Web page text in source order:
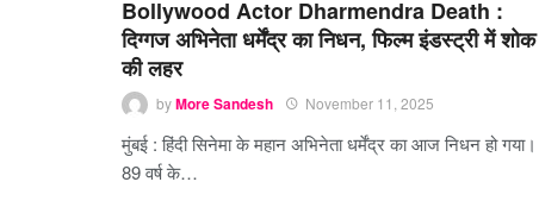
Bollywood Actor Dharmendra Death :
दिग्गज अभिनेता धर्मेंद्र का निधन, फिल्म इंडस्ट्री में शोक
की लहर
byMore Sandesh November 11, 2025
मुंबई : हिंदी सिनेमा के महान अभिनेता धर्मेंद्र का आज निधन हो गया।
89 वर्ष के…